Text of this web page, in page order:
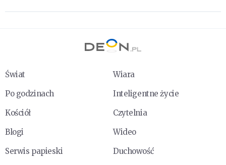
Świat
Wiara
Po godzinach
Inteligentne życie
Kościół
Czytelnia
Blogi
Wideo
Serwis papieski
Duchowość